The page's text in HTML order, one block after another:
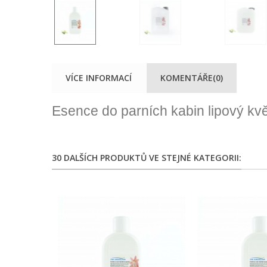
VÍCE INFORMACÍ KOMENTÁŘE(0)
Esence do parních kabin lipový
30 DALŠÍCH PRODUKTŮ VE STEJNÉ KATEGORII: